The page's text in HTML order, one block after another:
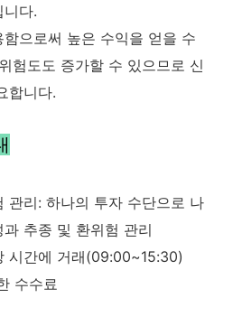
다.
으로써 높은 수익을 얻을 수
험도도 증가할 수 있으므로 신
합니다.
관리: 하나의 투자 수단으로 나
추종 및 환위험 관리
시간에 거래(09:00~15:30)
수수료